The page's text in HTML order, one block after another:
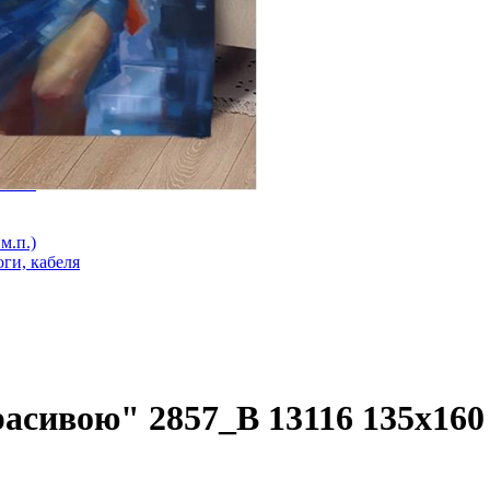
Під плитку. Клас М 1
Клас М 2
1
м.п.)
кабеля
2857_B 13116